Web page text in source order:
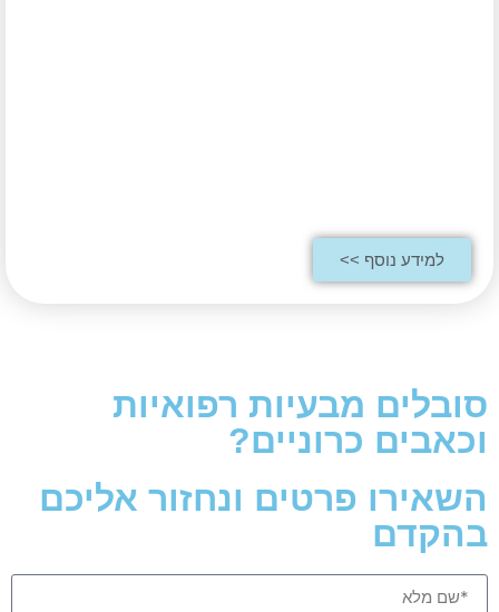
למידע נוסף >>
סובלים מבעיות רפואיות
וכאבים כרוניים?
השאירו פרטים ונחזור אליכם
בהקדם